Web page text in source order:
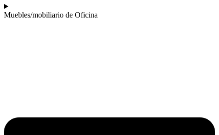
Muebles/mobiliario de Oficina